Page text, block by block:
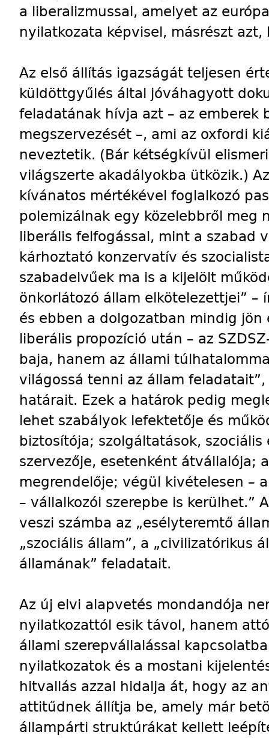
a liberalizmussal, amelyet az
nyilatkozata képvisel, másrészt azt,
Az első állítás igazságát teljesen
küldöttgyűlés által jóváhagyott
feladatának hívja azt – az emberek
megszervezését –, ami az oxfordi
neveztetik. (Bár kétségkívül
világszerte akadályokba ütközik.)
kívánatos mértékével foglalkozó
polemizálnak egy közelebbről meg
liberális felfogással, mint a szabad
kárhoztató konzervatív és
szabadelvűek ma is a kijelölt
önkorlátozó állam elkötelezettjei” –
és ebben a dolgozatban mindig jön
liberális propozíció után – az
baja, hanem az állami
világossá tenni az állam
határait. Ezek a határok pedig
lehet szabályok lefektetője és
biztosítója; szolgáltatások,
szervezője, esetenként átvállalója;
megrendelője; végül kivételesen –
– vállalkozói szerepbe is kerülhet.”
veszi számba az „esélyteremtő
„szociális állam”, a „civilizatórikus
államának” feladatait.
Az új elvi alapvetés mondandója
nyilatkozattól esik távol, hanem
állami szerepvállalással
nyilatkozatok és a mostani
hitvallás azzal hidalja át, hogy az
attitűdnek állítja be, amely már
állampárti struktúrákat kellett